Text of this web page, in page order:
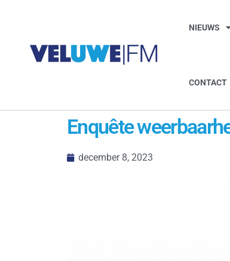
NIEUWS
CONTACT
Enquête
december 8, 2023